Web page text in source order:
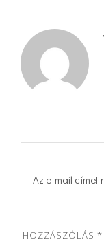
Az e-mail címet
HOZZÁSZÓLÁS *